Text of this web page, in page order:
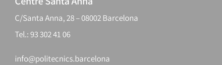
C/Santa Anna, 28 – 08002 Barcelona
Tel.: 93 302 41 06
info@politecnics.barcelona